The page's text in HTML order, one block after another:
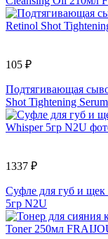
105 ₽
Подтягивающая
Shot Tightening
1337 ₽
Суфле для губ и щек
5гр N2U